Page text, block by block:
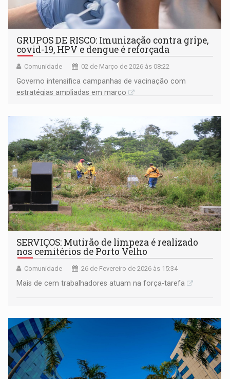
GRUPOS DE RISCO: Imunização contra gripe,
covid-19, HPV e dengue é reforçada
Comunidade 02 de Março de 2026 às 08:22
Governo intensifica campanhas de vacinação com
estratégias ampliadas em março
SERVIÇOS: Mutirão de limpeza é realizado
nos cemitérios de Porto Velho
Comunidade 26 de Fevereiro de 2026 às 15:34
Mais de cem trabalhadores atuam na força-tarefa